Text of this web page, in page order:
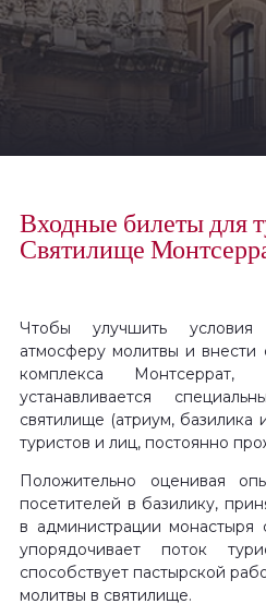
Входные билеты для
Святилище
Чтобы улучшить условия
атмосферу молитвы и внести
комплекса
устанавливается
святилище (атриум, базилика
туристов и лиц, постоянно
Положительно оценивая
посетителей в базилику,
в администрации монастыря
упорядочивает поток
способствует пастырской
молитвы в святилище.